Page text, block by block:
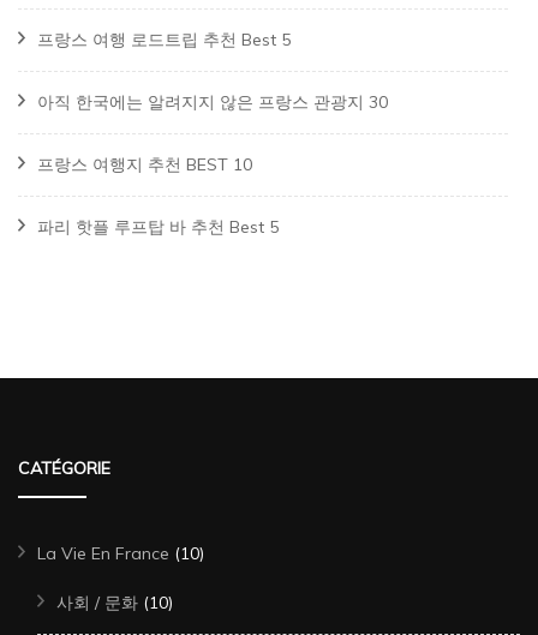
프랑스 여행 로드트립 추천 Best 5
아직 한국에는 알려지지 않은 프랑스 관광지 30
프랑스 여행지 추천 BEST 10
파리 핫플 루프탑 바 추천 Best 5
CATÉGORIE
La Vie En France (10)
사회 / 문화 (10)